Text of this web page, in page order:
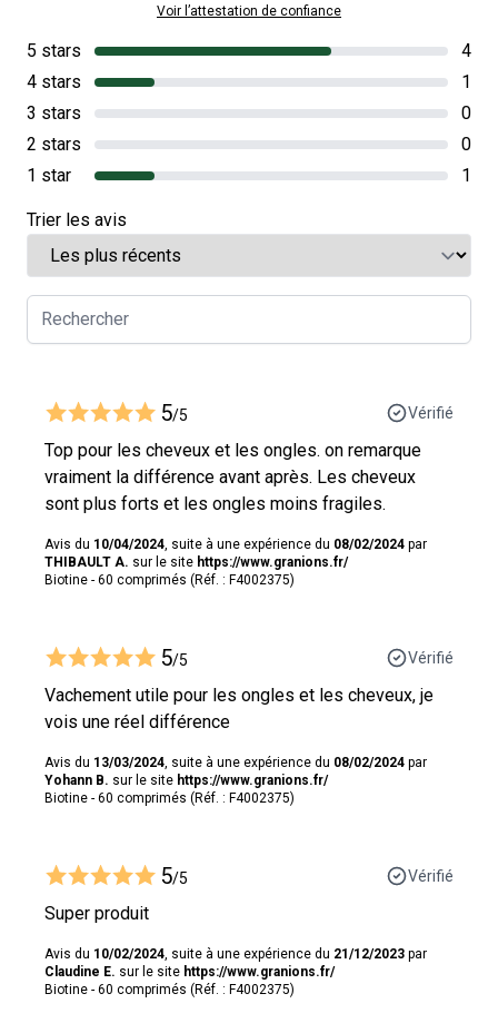
Voir l’attestation de confiance
5 stars
4
4 stars
1
3 stars
0
2 stars
0
1 star
1
Trier les avis
5/5 Vérifié
Top pour les cheveux et les ongles. on remarque
vraiment la différence avant après. Les cheveux
sont plus forts et les ongles moins fragiles.
Avis du 10/04/2024 , suite à une expérience du 08/02/2024 par
THIBAULT A. sur le site https://www.granions.fr/
Biotine - 60 comprimés (Réf. : F4002375)
5/5 Vérifié
Vachement utile pour les ongles et les cheveux, je
vois une réel différence
Avis du 13/03/2024 , suite à une expérience du 08/02/2024 par
Yohann B. sur le site https://www.granions.fr/
Biotine - 60 comprimés (Réf. : F4002375)
5/5 Vérifié
Super produit
Avis du 10/02/2024 , suite à une expérience du 21/12/2023 par
Claudine E. sur le site https://www.granions.fr/
Biotine - 60 comprimés (Réf. : F4002375)